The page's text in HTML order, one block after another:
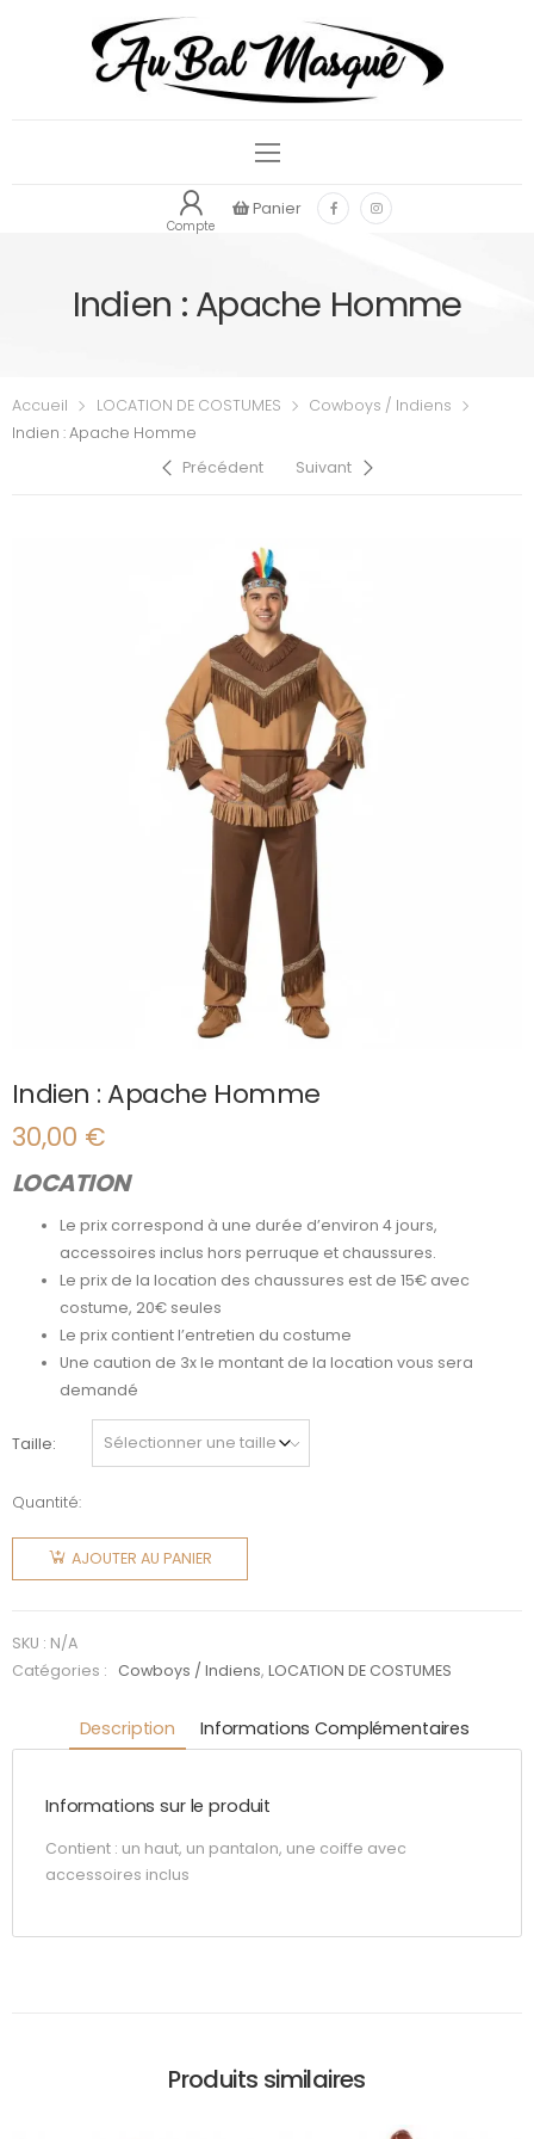
Compte
Panier
Indien : Apache Homme
Accueil LOCATION DE COSTUMES
Cowboys / Indiens
Indien : Apache Homme
Précédent
Suivant
Indien : Apache Homme
30,00 €
LOCATION
Le prix correspond à une durée d’environ 4 jours,
accessoires inclus hors perruque et chaussures.
Le prix de la location des chaussures est de 15€ avec
costume, 20€ seules
Le prix contient l’entretien du costume
Une caution de 3x le montant de la location vous sera
demandé
Taille
Quantité:
quantité
de Indien
: Apache
AJOUTER AU PANIER
SKU : N/A
Catégories :
Cowboys / Indiens,LOCATION DE COSTUMES
Description Informations Complémentaires
Informations sur le produit
Contient : un haut, un pantalon, une coiffe avec
accessoires inclus
Produits similaires